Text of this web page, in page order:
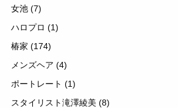
女池 (7)
ハロプロ (1)
椿家 (174)
メンズヘア (4)
ポートレート (1)
スタイリスト滝澤綾美 (8)